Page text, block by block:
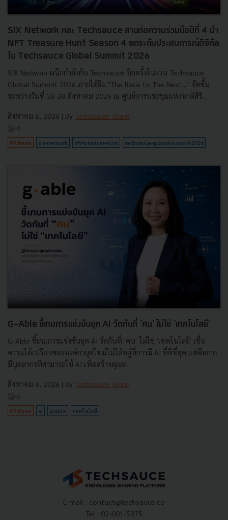
SIX Network และ Techsauce สานต่อความร่วมมือปีที่ 4 นำ
NFT Treasure Hunt Season 4 ยกระดับประสบการณ์ดิจิทัล
ใน Techsauce Global Summit 2026
SIX Network ผนึกกำลังกับ Techsauce อีกครั้งในงาน Techsauce
Global Summit 2026 ภายใต้ธีม "The Race to The Next…" จัดขึ้น
ระหว่างวันที่ 26-28 สิงหาคม 2026 ณ ศูนย์การประชุมแห่งชาติสิริ...
สิงหาคม 6, 2026 | By Techsauce Team
0
PR News six-network nft-treasure-hunt techsauce-global-summit-2026
G-Able ชี้เกมการแข่งขันยุค AI วัดกันที่ 'คน' ไม่ใช่ 'เทคโนโลยี'
G-Able ชี้เกมการแข่งขันยุค AI วัดกันที่ 'คน' ไม่ใช่ 'เทคโนโลยี' เชื่อ
ความได้เปรียบขององค์กรยุคใหม่ไม่ได้อยู่ที่การมี AI ที่ดีที่สุด แต่คือการ
มีบุคลากรที่สามารถใช้ AI เพื่อสร้างคุณค...
สิงหาคม 6, 2026 | By Techsauce Team
0
PR News ai g-able เทคโนโลยี
E-mail : contact@techsauce.co
Tel : 02-001-5375